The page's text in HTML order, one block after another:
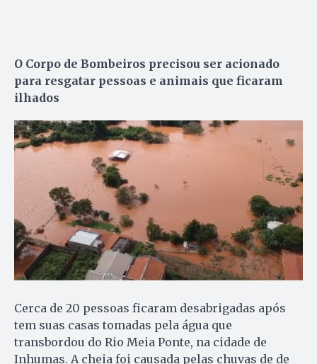
O Corpo de Bombeiros precisou ser acionado
para resgatar pessoas e animais que ficaram
ilhados
Cerca de 20 pessoas ficaram desabrigadas após
tem suas casas tomadas pela água que
transbordou do Rio Meia Ponte, na cidade de
Inhumas. A cheia foi causada pelas chuvas de de